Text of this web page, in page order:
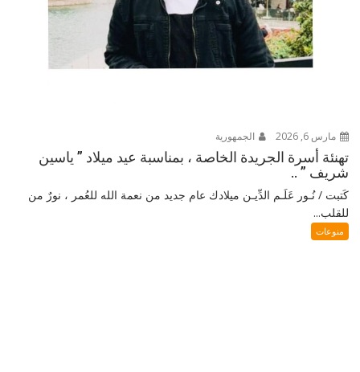
مارس 6, 2026 الجمهورية
تهنئة أسرة الجريدة الخاصة ، بمناسبة عيد ميلاد ” ياسين
شريف ” ..
كَتبت / نُـور عَلَـم الدِّيـن ميلادك عام جديد من نعمة الله للعُمر ، نورٌ من
للقلب...
منوعات